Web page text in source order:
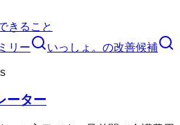
きること
リー いっしょ。 の改善候補
ーター